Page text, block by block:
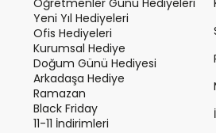
Öğretmenler Günü Hediyeleri
Yeni Yıl Hediyeleri
Ofis Hediyeleri
Kurumsal Hediye
Doğum Günü Hediyesi
Arkadaşa Hediye
Ramazan
Black Friday
11-11 İndirimleri